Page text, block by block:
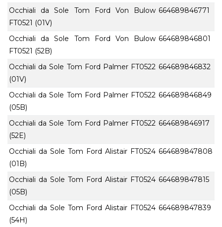
Occhiali da Sole Tom Ford Von Bulow
FT0521 (01V)
664689846771
Occhiali da Sole Tom Ford Von Bulow
FT0521 (52B)
664689846801
Occhiali da Sole Tom Ford Palmer FT0522
(01V)
664689846832
Occhiali da Sole Tom Ford Palmer FT0522
(05B)
664689846849
Occhiali da Sole Tom Ford Palmer FT0522
(52E)
664689846917
Occhiali da Sole Tom Ford Alistair FT0524
(01B)
664689847808
Occhiali da Sole Tom Ford Alistair FT0524
(05B)
664689847815
Occhiali da Sole Tom Ford Alistair FT0524
(54H)
664689847839